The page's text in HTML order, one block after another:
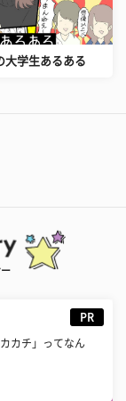
大学生あるある
PR
カチ」ってなん